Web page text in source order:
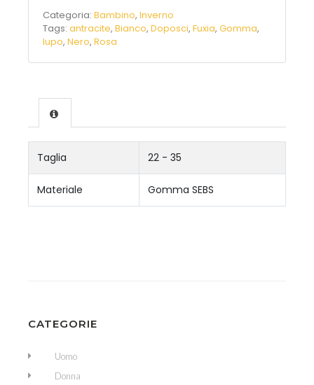
Categoria: Bambino, Inverno
Tags: antracite, Bianco, Doposci, Fuxia, Gomma,
lupo, Nero, Rosa
Taglia 22 - 35
Materiale Gomma SEBS
CATEGORIE
Uomo
Donna